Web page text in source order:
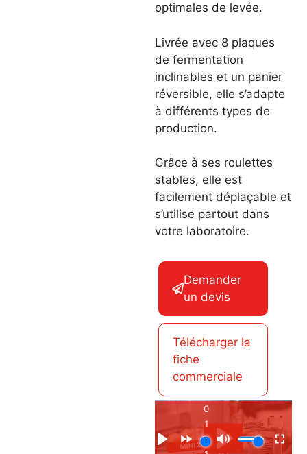
optimales de levée.
Livrée avec 8 plaques
de fermentation
inclinables et un panier
réversible, elle s’adapte
à différents types de
production.
Grâce à ses roulettes
stables, elle est
facilement déplaçable et
s’utilise partout dans
votre laboratoire.
Demander
un devis
Télécharger la
fiche
commerciale